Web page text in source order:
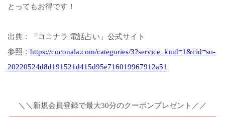
とってもお得です！
出典：「ココナラ 電話占い」公式サイト
参照： https://coconala.com/categories/3?service_kind=1&cid=so-
20220524d8d191521d415d95e716019967912a51
＼＼新規会員登録で最大30分のクーポンプレゼント／／